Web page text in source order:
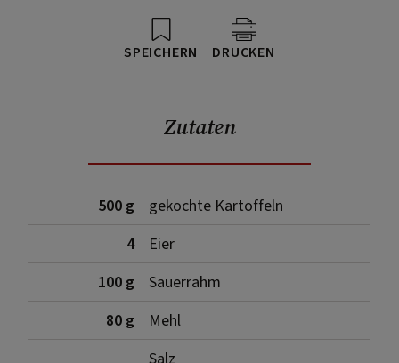
SPEICHERN DRUCKEN
Zutaten
500 g
gekochte Kartoffeln
4
Eier
100 g
Sauerrahm
80 g
Mehl